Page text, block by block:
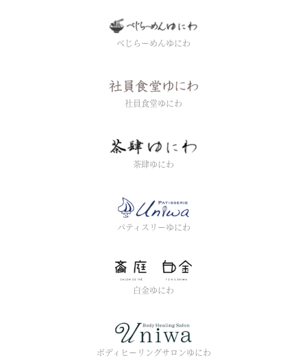
べじらーめんゆにわ
社員食堂ゆにわ
茶肆ゆにわ
パティスリーゆにわ
白金ゆにわ
ボディヒーリングサロンゆにわ